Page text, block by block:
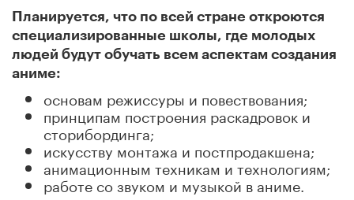
Планируется, что по всей стране откроются
специализированные школы, где молодых
людей будут обучать всем аспектам создания
аниме:
основам режиссуры и повествования;
принципам построения раскадровок и
сторибординга;
искусству монтажа и постпродакшена;
анимационным техникам и технологиям;
работе со звуком и музыкой в аниме.